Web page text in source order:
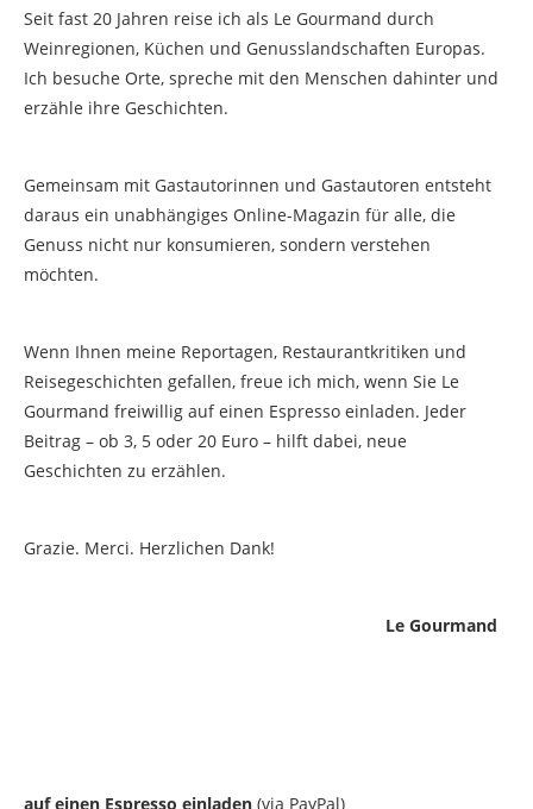
Seit fast 20 Jahren reise ich als Le Gourmand durch
Weinregionen, Küchen und Genusslandschaften Europas.
Ich besuche Orte, spreche mit den Menschen dahinter und
erzähle ihre Geschichten.
Gemeinsam mit Gastautorinnen und Gastautoren entsteht
daraus ein unabhängiges Online-Magazin für alle, die
Genuss nicht nur konsumieren, sondern verstehen
möchten.
Wenn Ihnen meine Reportagen, Restaurantkritiken und
Reisegeschichten gefallen, freue ich mich, wenn Sie Le
Gourmand freiwillig auf einen Espresso einladen. Jeder
Beitrag – ob 3, 5 oder 20 Euro – hilft dabei, neue
Geschichten zu erzählen.
Grazie. Merci. Herzlichen Dank!
Le Gourmand
auf einen Espresso einladen (via PayPal)